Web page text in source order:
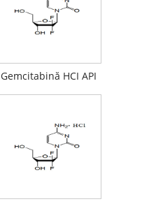
Gemcitabină HCI API